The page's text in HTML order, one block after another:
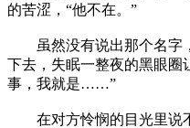
的苦涩，“他不在。”
虽然没有说出那个名字
下去，失眠一整夜的黑眼圈
事，我就是……”
在对方怜悯的目光里说